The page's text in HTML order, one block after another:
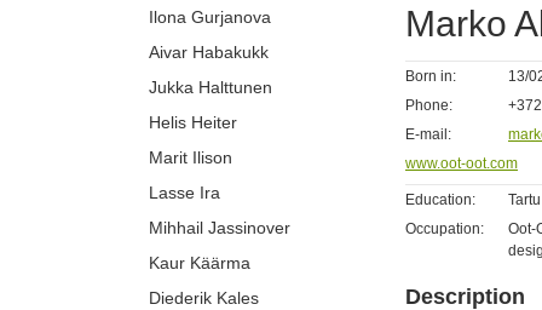
Ilona Gurjanova
Aivar Habakukk
Jukka Halttunen
Helis Heiter
Marit Ilison
Lasse Ira
Mihhail Jassinover
Kaur Käärma
Diederik Kales
Marko
Born in:
13/
Phone:
E-mail:
www.oot-oot.com
Education:
Occupation:
Oot-
Description